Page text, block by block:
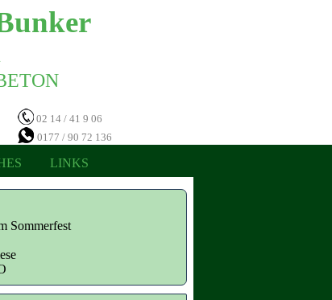
02 14 / 41 9 06
0177 / 90 72 136
LINKS
Sommerfest